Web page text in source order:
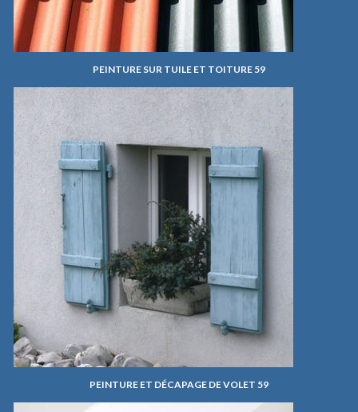
PEINTURE SUR TUILE ET TOITURE 59
PEINTURE ET DÉCAPAGE DE VOLET 59